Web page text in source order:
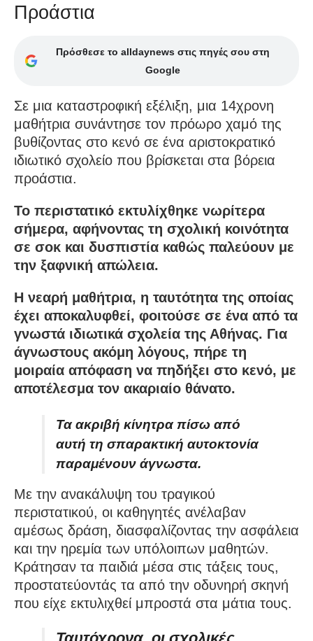
Προάστια
Πρόσθεσε το alldaynews στις πηγές σου στη
Google
Σε μια καταστροφική εξέλιξη, μια 14χρονη
μαθήτρια συνάντησε τον πρόωρο χαμό της
βυθίζοντας στο κενό σε ένα αριστοκρατικό
ιδιωτικό σχολείο που βρίσκεται στα βόρεια
προάστια.
Το περιστατικό εκτυλίχθηκε νωρίτερα
σήμερα, αφήνοντας τη σχολική κοινότητα
σε σοκ και δυσπιστία καθώς παλεύουν με
την ξαφνική απώλεια.
Η νεαρή μαθήτρια, η ταυτότητα της οποίας
έχει αποκαλυφθεί, φοιτούσε σε ένα από τα
γνωστά ιδιωτικά σχολεία της Αθήνας. Για
άγνωστους ακόμη λόγους, πήρε τη
μοιραία απόφαση να πηδήξει στο κενό, με
αποτέλεσμα τον ακαριαίο θάνατο.
Τα ακριβή κίνητρα πίσω από
αυτή τη σπαρακτική αυτοκτονία
παραμένουν άγνωστα.
Με την ανακάλυψη του τραγικού
περιστατικού, οι καθηγητές ανέλαβαν
αμέσως δράση, διασφαλίζοντας την ασφάλεια
και την ηρεμία των υπόλοιπων μαθητών.
Κράτησαν τα παιδιά μέσα στις τάξεις τους,
προστατεύοντάς τα από την οδυνηρή σκηνή
που είχε εκτυλιχθεί μπροστά στα μάτια τους.